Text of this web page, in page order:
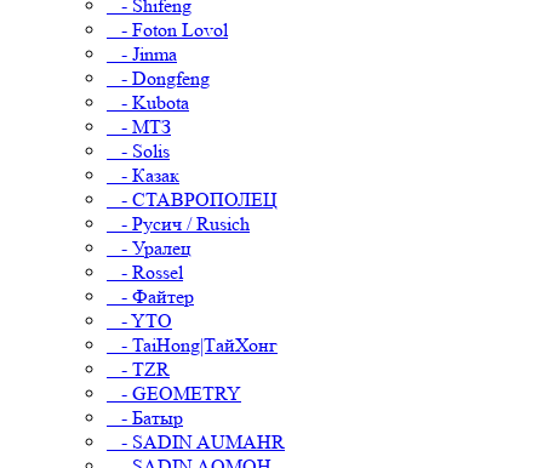
- Shifeng
- Foton Lovol
- Jinma
- Dongfeng
- Kubota
- МТЗ
- Solis
- Казак
- СТАВРОПОЛЕЦ
- Русич / Rusich
- Уралец
- Rossel
- Файтер
- YTO
- TaiHong|ТайХонг
- TZR
- GEOMETRY
- Батыр
- SADIN AUMAHR